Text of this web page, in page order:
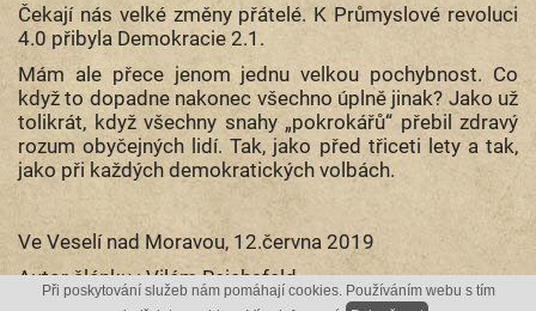
Čekají nás velké změny přátelé. K Průmyslové revoluci
4.0 přibyla Demokracie 2.1.
Mám ale přece jenom jednu velkou pochybnost. Co
když to dopadne nakonec všechno úplně jinak? Jako už
tolikrát, když všechny snahy „pokrokářů“ přebil zdravý
rozum obyčejných lidí. Tak, jako před třiceti lety a tak,
jako při každých demokratických volbách.
Ve Veselí nad Moravou, 12.června 2019
Autor článku : Vilém Reichsfeld
Při poskytování služeb nám pomáhají cookies. Používáním webu s tím